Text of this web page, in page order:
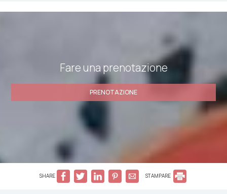
Fare una prenotazione
PRENOTAZIONE
SHARE STAMPARE